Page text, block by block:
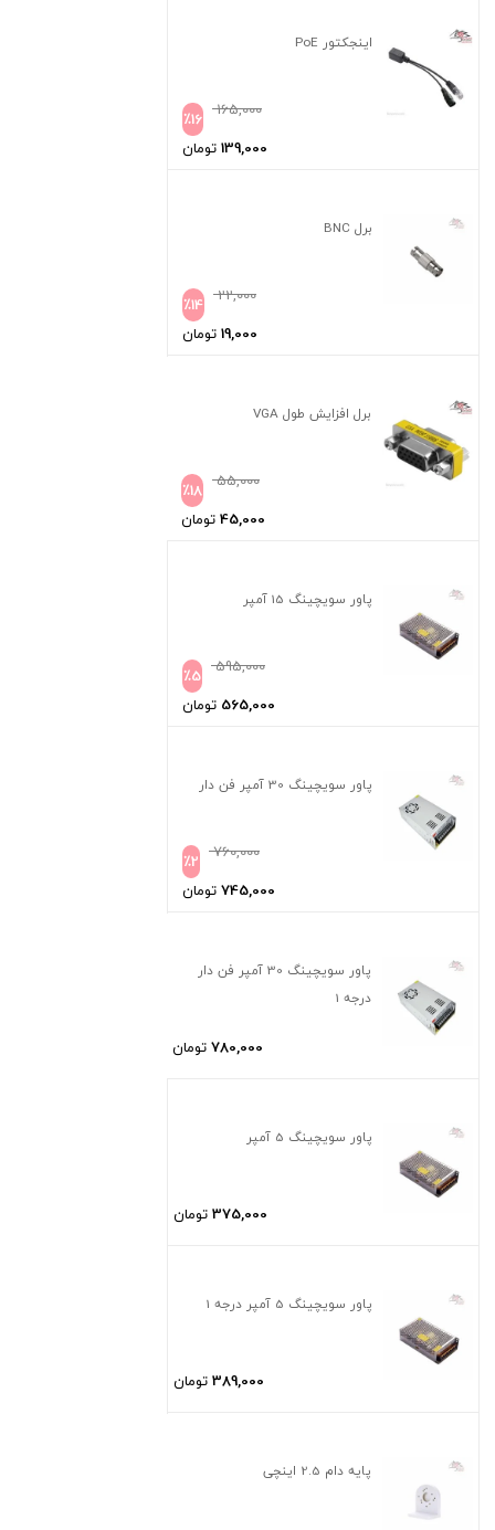
اینجکتور PoE
٪16 165,000
139,000تومان
برل BNC
٪14 22,000
19,000تومان
برل افزایش طول VGA
٪18 55,000
45,000تومان
پاور سویچینگ 15 آمپر
٪5 595,000
565,000 تومان
پاور سویچینگ 30 آمپر فن دار
٪2 760,000
745,000تومان
پاور سویچینگ 30 آمپر فن دار
درجه 1
780,000تومان
پاور سویچینگ 5 آمپر
375,000تومان
پاور سویچینگ 5 آمپر درجه 1
389,000تومان
پایه دام 2.5 اینچی